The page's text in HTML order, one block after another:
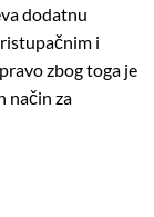
dodatnu
i
zbog toga je
način za